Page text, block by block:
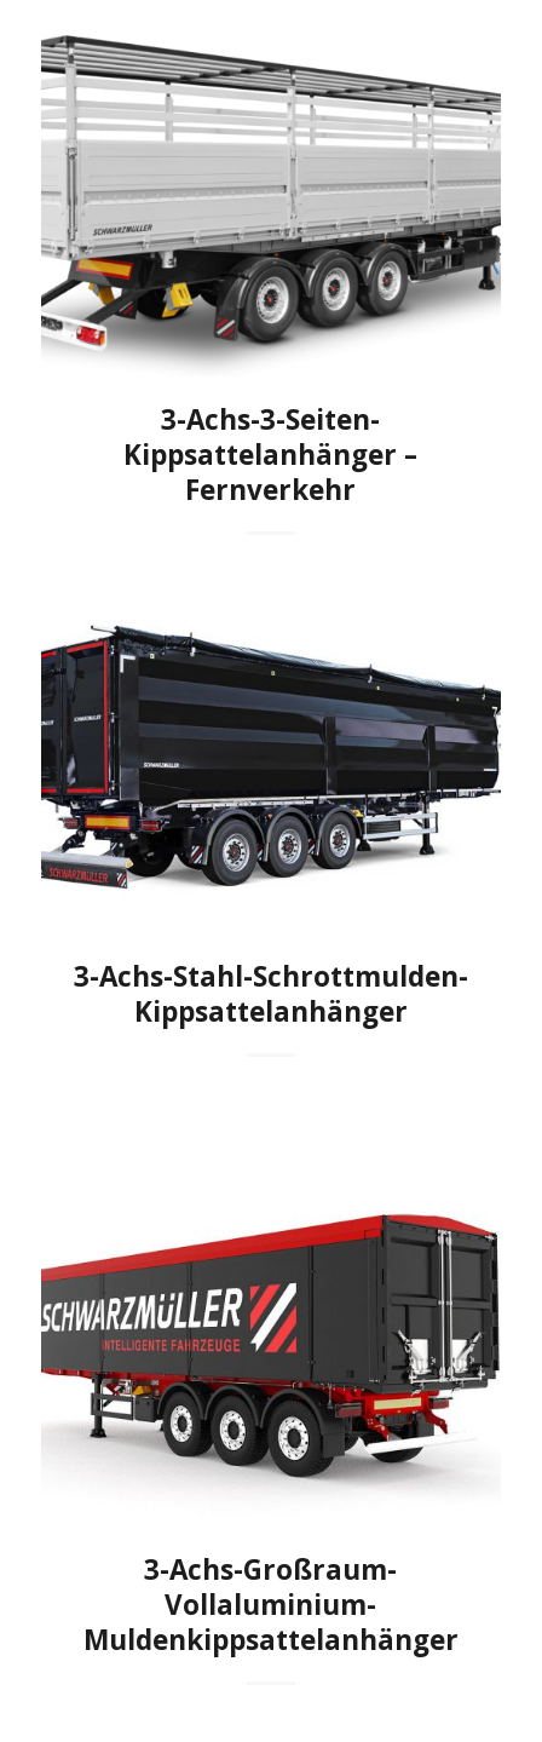
3-Achs-3-Seiten-
Kippsattelanhänger –
Fernverkehr
3-Achs-Stahl-Schrottmulden-
Kippsattelanhänger
3-Achs-Großraum-
Vollaluminium-
Muldenkippsattelanhänger